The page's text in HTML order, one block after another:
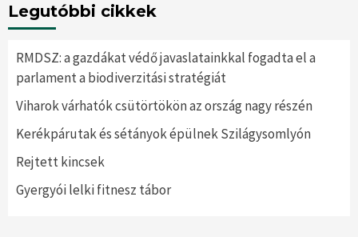
Legutóbbi cikkek
RMDSZ: a gazdákat védő javaslatainkkal fogadta el a
parlament a biodiverzitási stratégiát
Viharok várhatók csütörtökön az ország nagy részén
Kerékpárutak és sétányok épülnek Szilágysomlyón
Rejtett kincsek
Gyergyói lelki fitnesz tábor